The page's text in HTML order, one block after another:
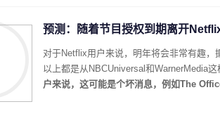
预测：随着节目授权到期离开
对于Netflix用户来说，明年将会非常有趣
以上都是从NBCUniversal和WarnerMedia
户来说，这可能是个坏消息，例如The